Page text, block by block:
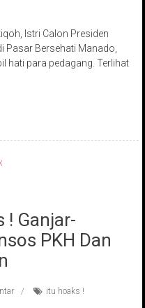
Istri Calon Presiden
Pasar Bersehati Manado,
hati para pedagang. Terlihat
! Ganjar-
PKH Dan
itu hoaks !